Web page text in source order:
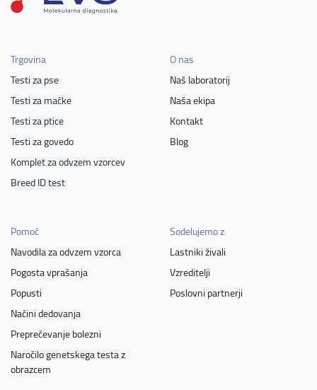
Trgovina
Testi za pse
Testi za mačke
Testi za ptice
Testi za govedo
Komplet za odvzem vzorcev
Breed ID test
O nas
Naš laboratorij
Naša ekipa
Kontakt
Blog
Pomoč
Navodila za odvzem vzorca
Pogosta vprašanja
Popusti
Načini dedovanja
Preprečevanje bolezni
Naročilo genetskega testa z
obrazcem
Sodelujemo z
Lastniki živali
Vzreditelji
Poslovni partnerji